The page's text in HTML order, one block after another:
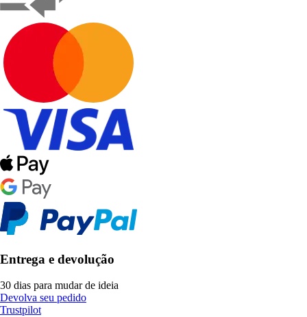
Entrega e devolução
30 dias para mudar de ideia
Devolva seu pedido
Trustpilot